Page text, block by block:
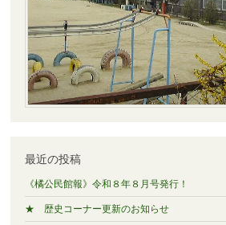
最近の投稿
《橘公民館報》令和８年８月号発行！
★ 歴史コーナー更新のお知らせ